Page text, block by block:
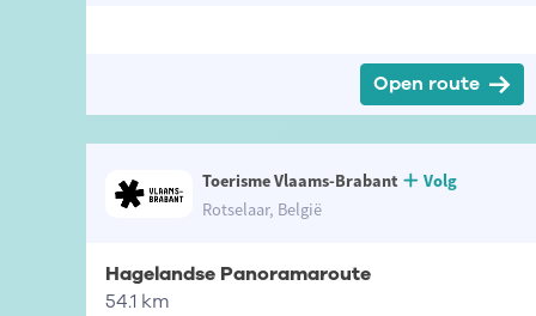
Open route
Toerisme Vlaams-Brabant
Volg
Rotselaar, België
Hagelandse Panoramaroute
54.1 km